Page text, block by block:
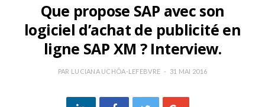
Que propose SAP avec son
logiciel d’achat de publicité en
ligne SAP XM ? Interview.
PAR LUCIANA UCHÔA-LEFEBVRE 31 MAI 2016